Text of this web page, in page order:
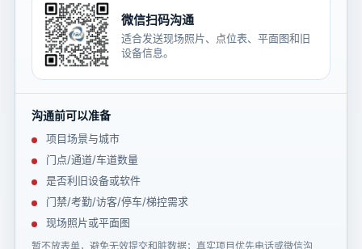
微信扫码沟通
适合发送现场照片、点位表、平面图和旧
设备信息。
沟通前可以准备
项目场景与城市
门点/通道/车道数量
是否利旧设备或软件
门禁/考勤/访客/停车/梯控需求
现场照片或平面图
暂不放表单，避免无效提交和脏数据；真实项目优先电话或微信沟